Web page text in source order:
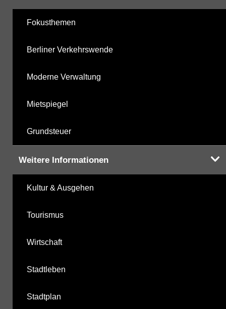
Fokusthemen
Berliner Verkehrswende
Moderne Verwaltung
Mietspiegel
Grundsteuer
Weitere Informationen
Kultur & Ausgehen
Tourismus
Wirtschaft
Stadtleben
Stadtplan